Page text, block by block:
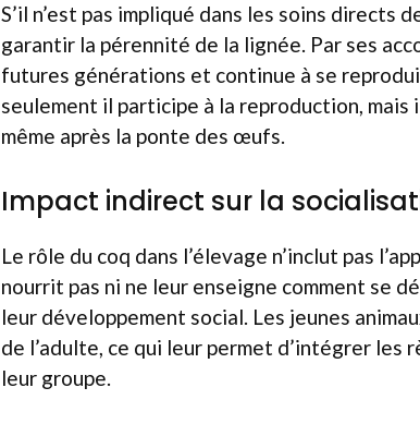
S’il n’est pas impliqué dans les soins directs
garantir la pérennité de la lignée. Par ses
futures générations et continue à se
seulement il participe à la reproduction,
même après la ponte des œufs.
Impact indirect sur la
Le rôle du coq dans l’élevage n’inclut pas
nourrit pas ni ne leur enseigne comment se
leur développement social. Les jeunes
de l’adulte, ce qui leur permet d’intégrer les
leur groupe.